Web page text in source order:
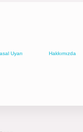
Uyarı Hakkımızda